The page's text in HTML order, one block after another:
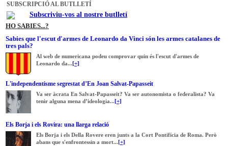
SUBSCRIPCIÓ AL BUTLLETÍ
Subscriviu-vos al nostre butlletí
HO SABIES...?
Sabies que l'escut d'armes de Leonardo da Vinci són les armes catalanes de
tres pals?
Al web de numericana podeu comprovar quin és l'escut d'armes de
Leonardo da... [+]
L'independentisme segrestat d’En Joan Salvat-Papasseit
Va ser àcrata En Salvat-Papasseit? Va ser autonomista o federalista? Va
tenir alguna mena d’ideologia... [+]
Els Borja i els Rovira: una llarga relació
Els Borja i els Della Rovere eren junts a la Cort Pontifícia de Roma. Però
abans que s'enfrontessin a mort... [+]